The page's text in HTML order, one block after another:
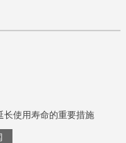
长使用寿命的重要措施